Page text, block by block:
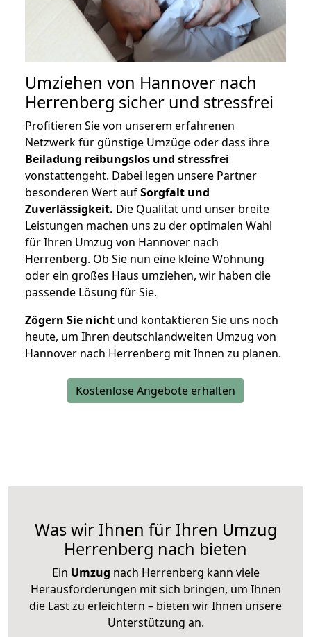
Umziehen von Hannover nach
Herrenberg sicher und stressfrei
Profitieren Sie von unserem erfahrenen
Netzwerk für günstige Umzüge oder dass ihre
Beiladung reibungslos und stressfrei
vonstattengeht. Dabei legen unsere Partner
besonderen Wert aufSorgfalt und
Zuverlässigkeit. Die Qualität und unser breite
Leistungen machen uns zu der optimalen Wahl
für Ihren Umzug von Hannover nach
Herrenberg. Ob Sie nun eine kleine Wohnung
oder ein großes Haus umziehen, wir haben die
passende Lösung für Sie.
Zögern Sie nicht und kontaktieren Sie uns noch
heute, um Ihren deutschlandweiten Umzug von
Hannover nach Herrenberg mit Ihnen zu planen.
Kostenlose Angebote erhalten
Was wir Ihnen für Ihren Umzug
Herrenberg nach bieten
Ein Umzug nach Herrenberg kann viele
Herausforderungen mit sich bringen, um Ihnen
die Last zu erleichtern – bieten wir Ihnen unsere
Unterstützung an.